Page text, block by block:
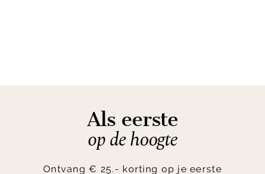
Als eerste
op de hoogte
Ontvang € 25.- korting op je eerste